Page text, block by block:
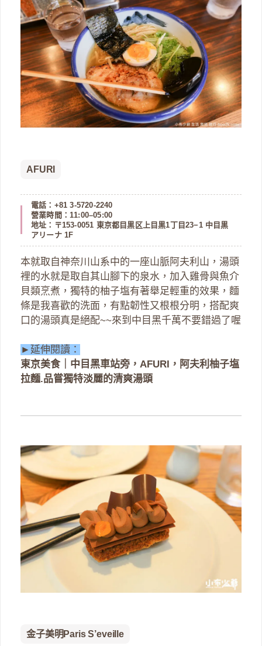
AFURI
電話：+81 3-5720-2240
營業時間：11:00–05:00
地址：〒153-0051 東京都目黒区上目黒1丁目23−1 中目黒
アリーナ 1F
本就取自神奈川山系中的一座山脈阿夫利山，湯頭
裡的水就是取自其山腳下的泉水，加入雞骨與魚介
貝類烹煮，獨特的柚子塩有著舉足輕重的效果，麵
條是我喜歡的洗面，有點韌性又根根分明，搭配爽
口的湯頭真是絕配~~來到中目黑千萬不要錯過了喔
►延伸閱讀：
東京美食｜中目黑車站旁，AFURI，阿夫利柚子塩
拉麵.品嘗獨特淡麗的清爽湯頭
金子美明Paris S’eveille